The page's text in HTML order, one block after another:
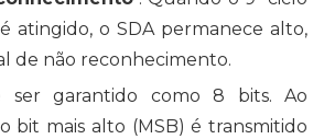
atingido, o SDA permanece alto,
de não reconhecimento.
ser garantido como 8 bits. Ao
bit mais alto (MSB) é transmitido